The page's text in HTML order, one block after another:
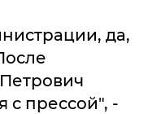
да,
с прессой", -